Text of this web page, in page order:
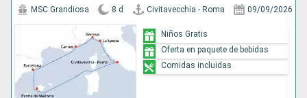
MSC Grandiosa 8 d Civitavecchia - Roma 09/09/2026
Niños Gratis
Oferta en paquete de bebidas
Comidas incluidas